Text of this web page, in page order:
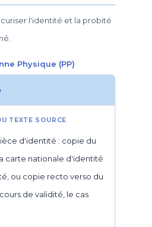
l'identité et la probité
Physique (PP)
d'identité : copie du
carte nationale d'identité
ou copie recto verso du
de validité, le cas